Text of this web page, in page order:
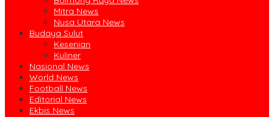
Mitra News
Nusa Utara News
Budaya Sulut
Kesenian
Kuliner
Nasional News
World News
Football News
Editorial News
Ekbis News